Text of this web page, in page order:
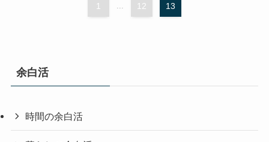
1 12 13
余白活
時間の余白活